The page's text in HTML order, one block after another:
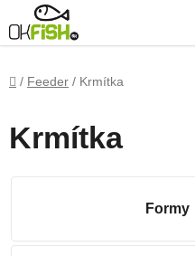
Prejsť na obsah
Domov
/ Feeder / Krmítka
Krmítka
Formy